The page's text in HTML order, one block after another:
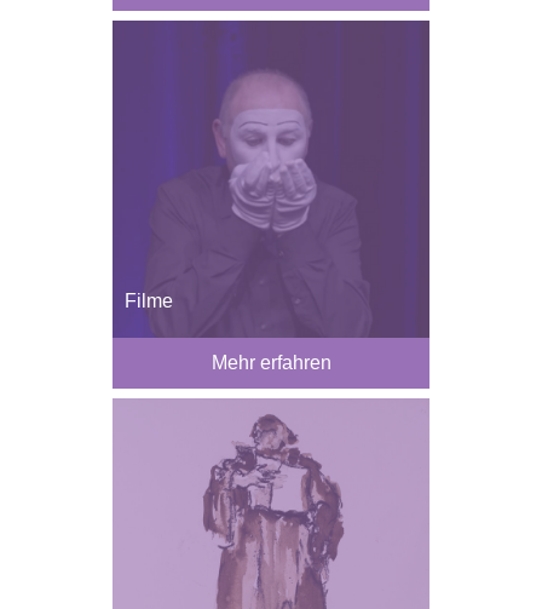
Filme
Mehr erfahren